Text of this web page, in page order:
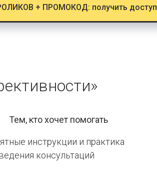
+ ПРОМОКОД: получить доступ
Тем, кто хочет помогать
инструкции и практика
консультаций